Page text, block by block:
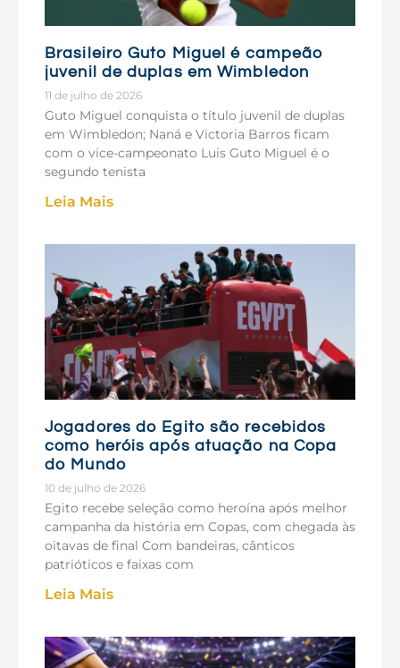
Brasileiro Guto Miguel é campeão
juvenil de duplas em Wimbledon
11 de julho de 2026
Guto Miguel conquista o título juvenil de duplas
em Wimbledon; Naná e Victoria Barros ficam
com o vice-campeonato Luis Guto Miguel é o
segundo tenista
Leia Mais
Jogadores do Egito são recebidos
como heróis após atuação na Copa
do Mundo
10 de julho de 2026
Egito recebe seleção como heroína após melhor
campanha da história em Copas, com chegada às
oitavas de final Com bandeiras, cânticos
patrióticos e faixas com
Leia Mais